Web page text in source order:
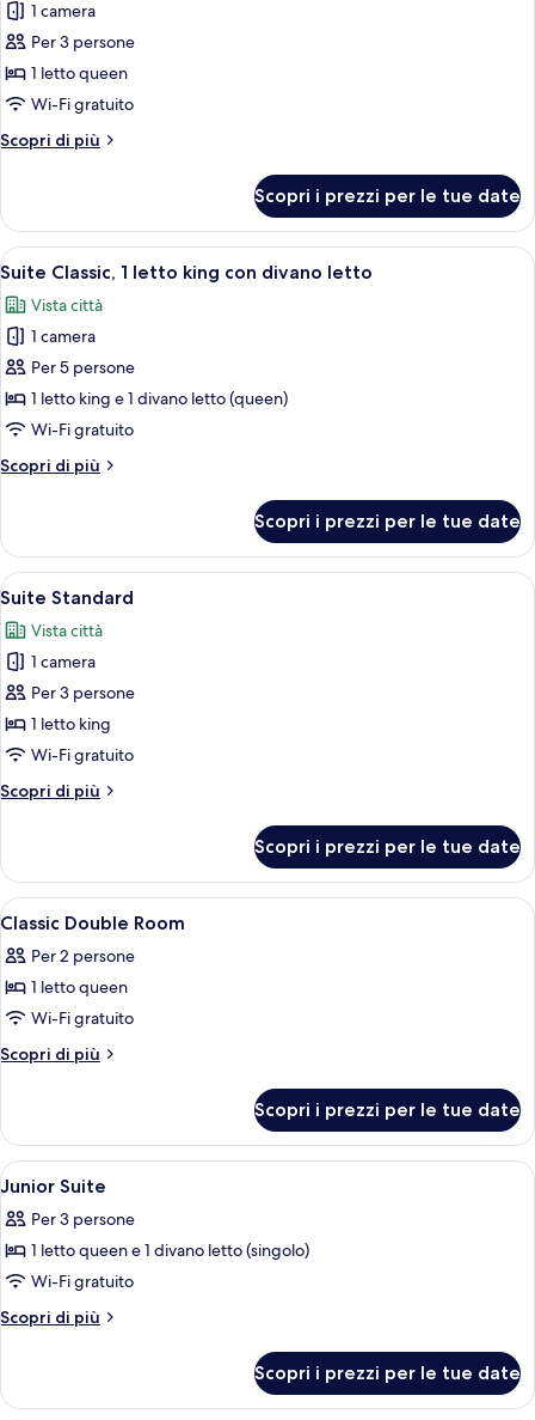
foto
per
Doppia
Superior
1 camera
Per 3 persone
1 letto queen
Wi-Fi gratuito
Scopri di più
Altri
Superior
Scopri i prezzi per le tue date
Apri
tutte
le
foto
per
Suite
Classic,
letto
divano
letto
Camera d'albergo con un letto
6
Suite Classic, 1 letto king con divano letto
Vista città
1 camera
Per 5 persone
1 letto king e 1 divano letto (queen)
Wi-Fi gratuito
Scopri di più
Altri
Classic,
letto
con
divano
Scopri i prezzi per le tue date
Apri
tutte
le
foto
per
Suite
Standard
Camera d'albergo con un letto
4
Suite Standard
Vista città
1 camera
Per 3 persone
1 letto king
Wi-Fi gratuito
Scopri di più
Altri
Standard
Scopri i prezzi per le tue date
Apri
tutte
le
foto
per
Classic
Biancheria da letto di alta qualità,
4
Classic Double Room
Per 2 persone
1 letto queen
Wi-Fi gratuito
Scopri di più
Altri
Double
Room
Scopri i prezzi per le tue date
Apri
tutte
le
foto
per
Junior
Biancheria da letto di alta qualità,
5
Junior Suite
Per 3 persone
1 letto queen e 1 divano letto (singolo)
Wi-Fi gratuito
Scopri di più
Altri
Suite
Scopri i prezzi per le tue date